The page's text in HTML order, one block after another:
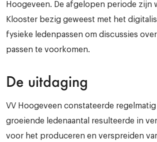
Hoogeveen. De afgelopen periode zijn
Klooster bezig geweest met het
fysieke ledenpassen om discussies
passen te voorkomen.
De uitdaging
VV Hoogeveen constateerde
groeiende ledenaantal resulteerde in
voor het produceren en verspreiden